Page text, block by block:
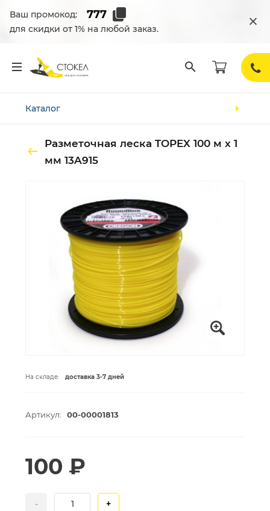
Ваш промокод:
для скидки от 1% на любой заказ.
Каталог
Разметочная леска TOPEX 100 м x 1
мм 13A915
На складе: доставка 3-7 дней
Артикул: 00-00001813
- +
100 ₽